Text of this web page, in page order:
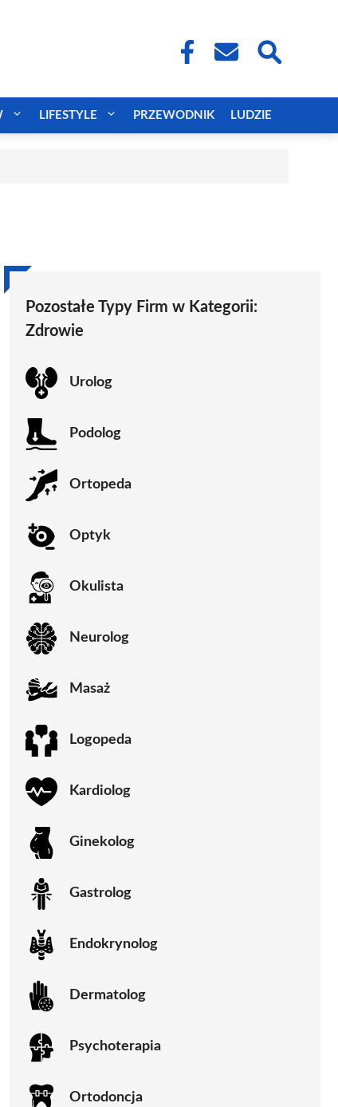
LIFESTYLE PRZEWODNIK LUDZIE
Pozostałe Typy Firm w Kategorii:
Zdrowie
Urolog
Podolog
Ortopeda
Optyk
Okulista
Neurolog
Masaż
Logopeda
Kardiolog
Ginekolog
Gastrolog
Endokrynolog
Dermatolog
Psychoterapia
Ortodoncja